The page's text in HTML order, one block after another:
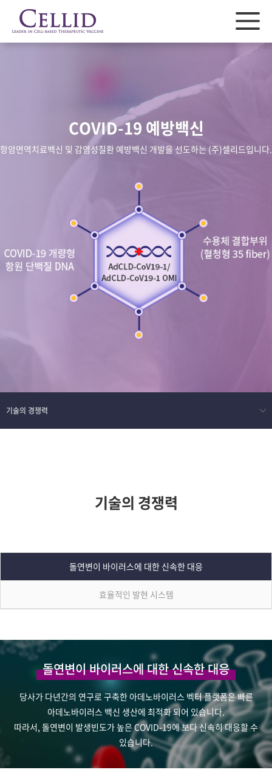
COVID-19 예방백신
항암면역치료백신 및 감염성질환 예방백신 개발을 선도하는 (주)셀리드입니다.
기술의 경쟁력
돌연변이 바이러스에 대한 신속한 대응
효율적인 발현 시스템
돌연변이 바이러스에 대한 신속한 대응
당사가 다년간의 연구로 구축한 아데노바이러스 벡터 플랫폼은 빠른
아데노바이러스 백신 생산에 최적화 되어 있습니다.
따라서, 돌연변이 발생빈도가 높은 COVID-19에 보다 신속히 대응할 수
있습니다.